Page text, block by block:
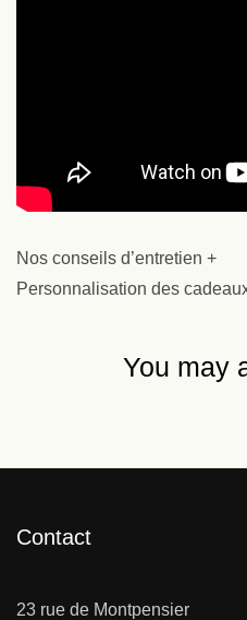
Nos conseils d’entretien +
Personnalisation des
You may
Contact
23 rue de Montpensier